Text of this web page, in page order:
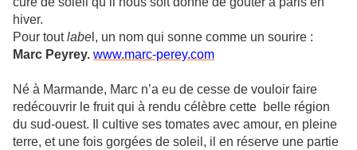
hiver.
Pour toutlabe l, un nom qui sonne comme un sourire :
Marc Peyrey. www.marc-perey.com
Né à Marmande, Marc n’a eu de cesse de vouloir faire
redécouvrir le fruit qui à rendu célèbre cette belle région
du sud-ouest. Il cultive ses tomates avec amour, en pleine
terre, et une fois gorgées de soleil, il en réserve une partie